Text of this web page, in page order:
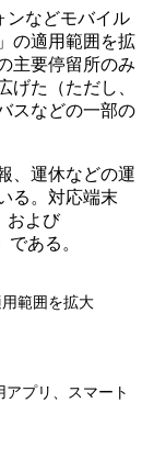
ンなどモバイル
の適用範囲を拡
主要停留所のみ
げた（ただし、
スなどの一部の
、運休などの運
る。対応端末
および
ある。
用範囲を拡大
アプリ
スマート